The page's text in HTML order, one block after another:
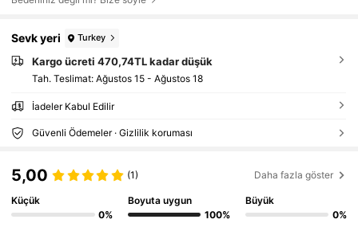
Sevk yeri Turkey
Kargo ücreti 470,74TL kadar düşük
Tah. Teslimat: Ağustos 15 - Ağustos 18
İadeler Kabul Edilir
Güvenli Ödemeler · Gizlilik koruması
5,00 (1) Daha fazla göster
Küçük
0%
Boyuta uygun
100%
Büyük
0%